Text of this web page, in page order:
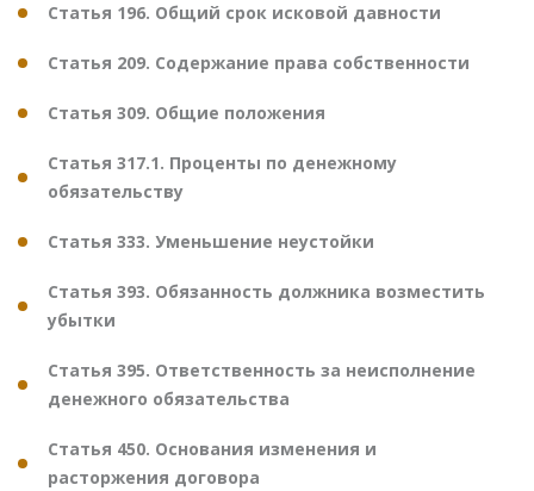
Статья 196. Общий срок исковой давности
Статья 209. Содержание права собственности
Статья 309. Общие положения
Статья 317.1. Проценты по денежному
обязательству
Статья 333. Уменьшение неустойки
Статья 393. Обязанность должника возместить
убытки
Статья 395. Ответственность за неисполнение
денежного обязательства
Статья 450. Основания изменения и
расторжения договора